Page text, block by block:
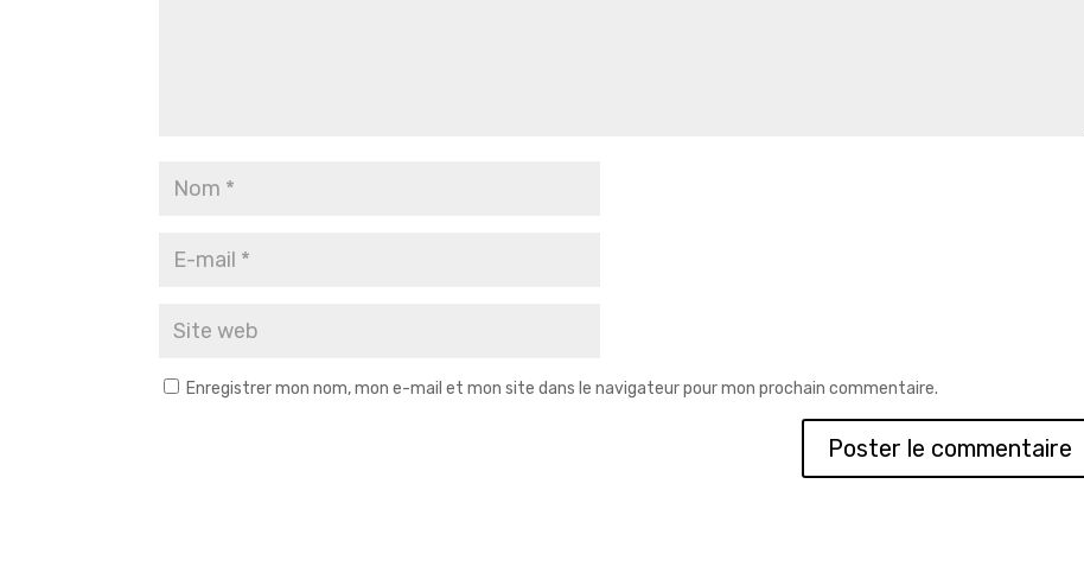
Enregistrer mon nom, mon e-mail et mon site dans le navigateur pour mon prochain commentaire.